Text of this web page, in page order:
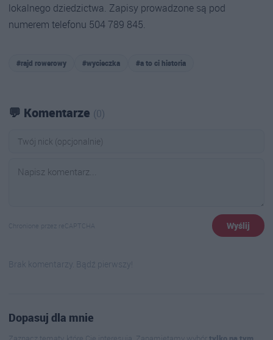
lokalnego dziedzictwa. Zapisy prowadzone są pod
numerem telefonu 504 789 845.
#rajd rowerowy #wycieczka #a to ci historia
💬 Komentarze (0)
Chronione przez reCAPTCHA Wyślij
Brak komentarzy. Bądź pierwszy!
Dopasuj dla mnie